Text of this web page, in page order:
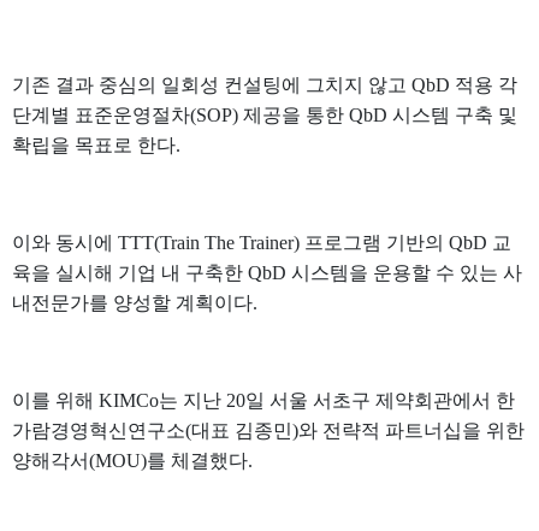
기존 결과 중심의 일회성 컨설팅에 그치지 않고 QbD 적용 각
단계별 표준운영절차(SOP) 제공을 통한 QbD 시스템 구축 및
확립을 목표로 한다.
이와 동시에 TTT(Train The Trainer) 프로그램 기반의 QbD 교
육을 실시해 기업 내 구축한 QbD 시스템을 운용할 수 있는 사
내전문가를 양성할 계획이다.
이를 위해 KIMCo는 지난 20일 서울 서초구 제약회관에서 한
가람경영혁신연구소(대표 김종민)와 전략적 파트너십을 위한
양해각서(MOU)를 체결했다.